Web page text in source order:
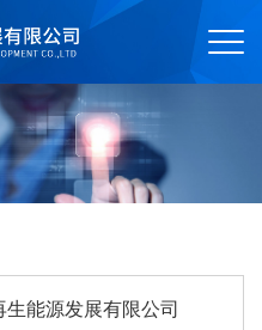
生能源发展有限公司